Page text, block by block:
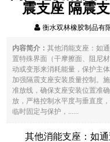
震支座 隔震
衡水双林橡胶制品有
内容简介：其他消能支座：如
置特殊界面（干摩擦面、阻尼
动或变形来消耗能量，保护主
加强隔震支座安装质量控制。
准放线，确保支座安装位置准
放，严格控制水平度与垂直度
临时固定与保护，......
其他消能支座：如